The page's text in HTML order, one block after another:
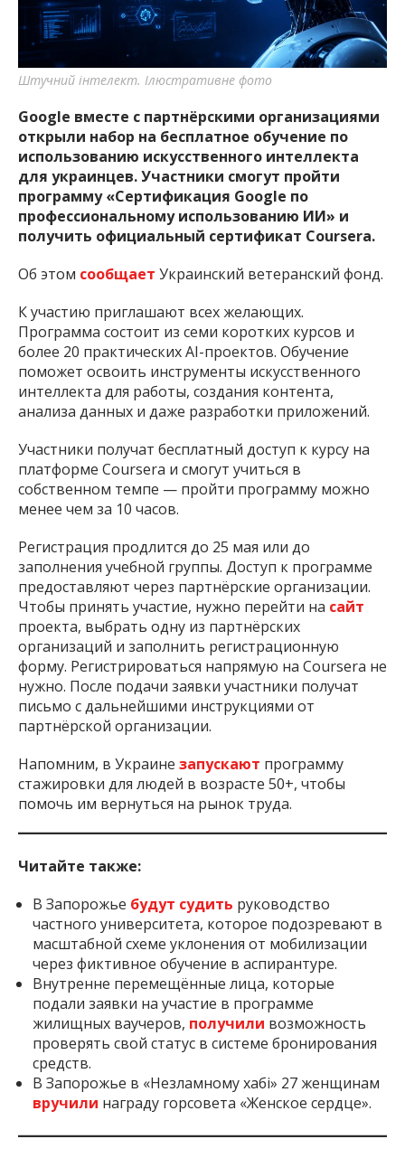
важную информацию о событиях
города Запорожья и области.
Штучний інтелект. Ілюстративне фото
Google вместе с партнёрскими организациями
открыли набор на бесплатное обучение по
использованию искусственного интеллекта
для украинцев. Участники смогут пройти
программу «Сертификация Google по
профессиональному использованию ИИ» и
получить официальный сертификат Coursera.
Об этом сообщает Украинский ветеранский фонд.
К участию приглашают всех желающих.
Программа состоит из семи коротких курсов и
более 20 практических AI-проектов. Обучение
поможет освоить инструменты искусственного
интеллекта для работы, создания контента,
анализа данных и даже разработки приложений.
Участники получат бесплатный доступ к курсу на
платформе Coursera и смогут учиться в
собственном темпе — пройти программу можно
менее чем за 10 часов.
Регистрация продлится до 25 мая или до
заполнения учебной группы. Доступ к программе
предоставляют через партнёрские организации.
Чтобы принять участие, нужно перейти на сайт
проекта, выбрать одну из партнёрских
организаций и заполнить регистрационную
форму. Регистрироваться напрямую на Coursera не
нужно. После подачи заявки участники получат
письмо с дальнейшими инструкциями от
партнёрской организации.
Напомним, в Украине запускают программу
стажировки для людей в возрасте 50+, чтобы
помочь им вернуться на рынок труда.
Читайте также:
В Запорожье будут судить руководство
частного университета, которое подозревают в
масштабной схеме уклонения от мобилизации
через фиктивное обучение в аспирантуре.
Внутренне перемещённые лица, которые
подали заявки на участие в программе
жилищных ваучеров, получили возможность
проверять свой статус в системе бронирования
средств.
В Запорожье в «Незламному хабі» 27 женщинам
вручили награду горсовета «Женское сердце».